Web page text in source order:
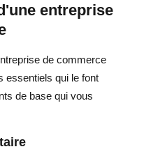
entreprise
de commerce
essentiels qui le font
de base qui vous